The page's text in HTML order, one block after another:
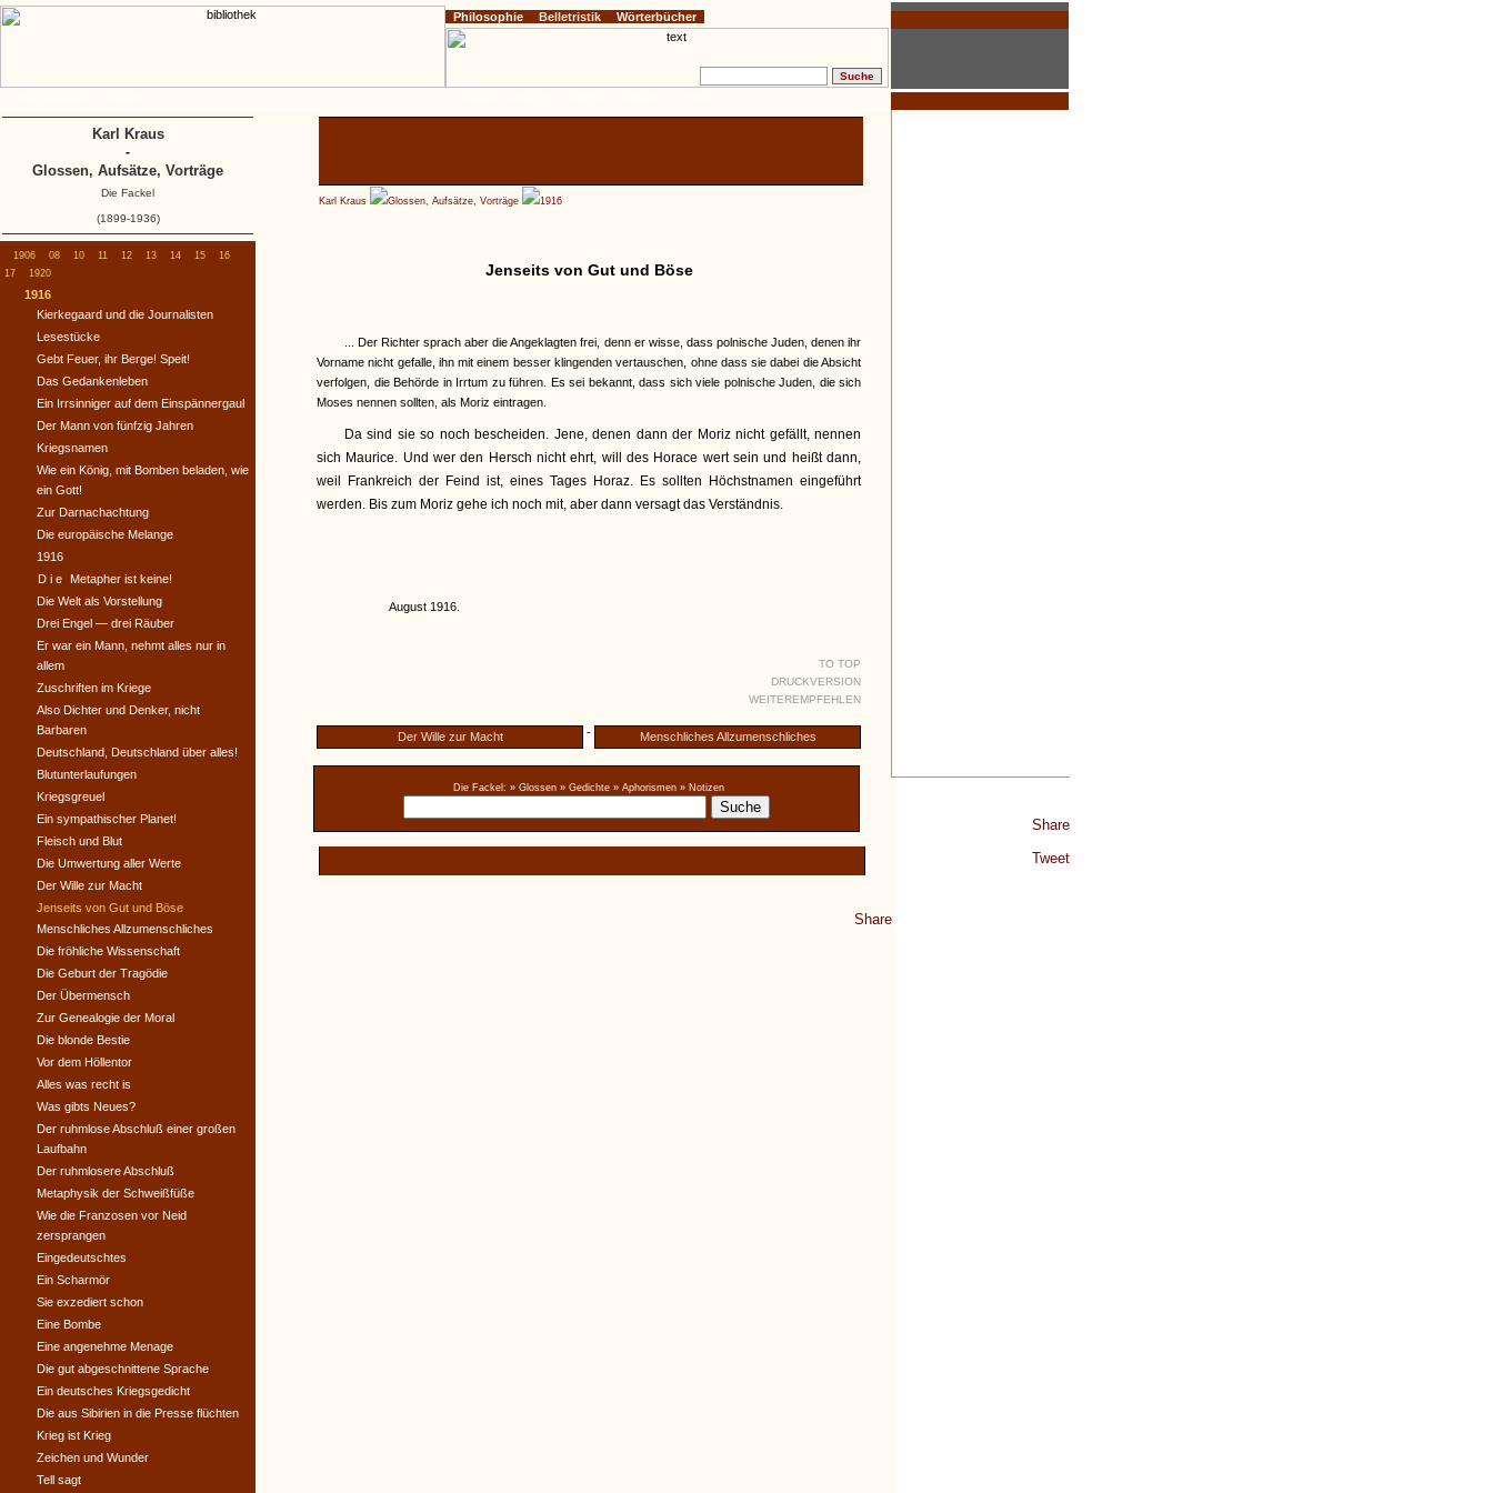
Share
Tweet
Karl Kraus Glossen, Aufsätze, Vorträge 1916
Jenseits von Gut und Böse
... Der Richter sprach aber die Angeklagten frei, denn er wisse, dass polnische Juden, denen ihr
Vorname nicht gefalle, ihn mit einem besser klingenden vertauschen, ohne dass sie dabei die Absicht
verfolgen, die Behörde in Irrtum zu führen. Es sei bekannt, dass sich viele polnische Juden, die sich
Moses nennen sollten, als Moriz eintragen.
Da sind sie so noch bescheiden. Jene, denen dann der Moriz nicht gefällt, nennen
sich Maurice. Und wer den Hersch nicht ehrt, will des Horace wert sein und heißt dann,
weil Frankreich der Feind ist, eines Tages Horaz. Es sollten Höchstnamen eingeführt
werden. Bis zum Moriz gehe ich noch mit, aber dann versagt das Verständnis.
August 1916.
TO TOP
DRUCKVERSION
WEITEREMPFEHLEN
Der Wille zur Macht - Menschliches Allzumenschliches
Die Fackel: » Glossen » Gedichte » Aphorismen » Notizen
Share
1906 08 10 11 12 13 14 15
16
17
1920
1916
Kierkegaard und die Journalisten
Lesestücke
Gebt Feuer, ihr Berge! Speit!
Das Gedankenleben
Ein Irrsinniger auf dem Einspännergaul
Der Mann von fünfzig Jahren
Kriegsnamen
Wie ein König, mit Bomben beladen, wie
ein Gott!
Zur Darnachachtung
Die europäische Melange
1916
Die Metapher ist keine!
Die Welt als Vorstellung
Drei Engel — drei Räuber
Er war ein Mann, nehmt alles nur in
allem
Zuschriften im Kriege
Also Dichter und Denker, nicht
Barbaren
Deutschland, Deutschland über alles!
Blutunterlaufungen
Kriegsgreuel
Ein sympathischer Planet!
Fleisch und Blut
Die Umwertung aller Werte
Der Wille zur Macht
Jenseits von Gut und Böse
Menschliches Allzumenschliches
Die fröhliche Wissenschaft
Die Geburt der Tragödie
Der Übermensch
Zur Genealogie der Moral
Die blonde Bestie
Vor dem Höllentor
Alles was recht is
Was gibts Neues?
Der ruhmlose Abschluß einer großen
Laufbahn
Der ruhmlosere Abschluß
Metaphysik der Schweißfüße
Wie die Franzosen vor Neid
zersprangen
Eingedeutschtes
Ein Scharmör
Sie exzediert schon
Eine Bombe
Eine angenehme Menage
Die gut abgeschnittene Sprache
Ein deutsches Kriegsgedicht
Die aus Sibirien in die Presse flüchten
Krieg ist Krieg
Zeichen und Wunder
Tell sagt
Philosophie Belletristik Wörterbücher
Karl Kraus
-
Glossen, Aufsätze, Vorträge
Die Fackel
(1899-1936)